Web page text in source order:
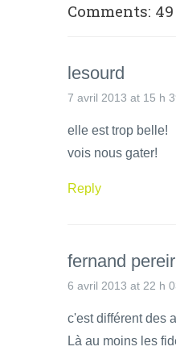
Comments: 49
lesourd
7 avril 2013 at 15 h
elle est trop belle!
vois nous gater!
Reply
fernand
6 avril 2013 at 22 h
c'est différent des
Là au moins les